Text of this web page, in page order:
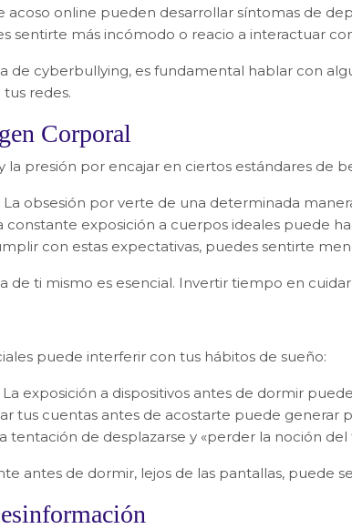
acoso online pueden desarrollar síntomas de
sentirte más incómodo o reacio a interactuar
de cyberbullying, es fundamental hablar con
redes.
Corporal
la presión por encajar en ciertos estándares de
La obsesión por verte de una determinada
constante exposición a cuerpos ideales puede
con estas expectativas, puedes sentirte
de ti mismo es esencial. Invertir tiempo en
puede interferir con tus hábitos de sueño:
La exposición a dispositivos antes de dormir
tus cuentas antes de acostarte puede generar
tentación de desplazarse y «perder la noción
antes de dormir, lejos de las pantallas, puede
Solicitar